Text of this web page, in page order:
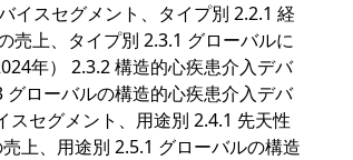
イスセグメント、タイプ別 2.2.1 経
売上、タイプ別 2.3.1 グローバルに
年） 2.3.2 構造的心疾患介入デバ
ローバルの構造的心疾患介入デバ
セグメント、用途別 2.4.1 先天性
上、用途別 2.5.1 グローバルの構造